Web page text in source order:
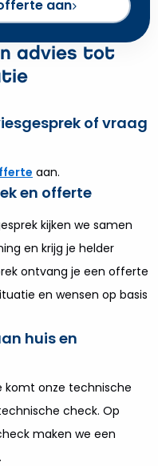
aan
advies tot
of vraag
aan.
en offerte
kijken we samen
en krijg je helder
ontvang je een offerte
en wensen op basis
huis en
komt onze technische
check. Op
maken we een